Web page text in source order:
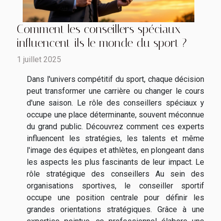
Comment les conseillers spéciaux
influencent-ils le monde du sport ?
1 juillet 2025
Dans l'univers compétitif du sport, chaque décision
peut transformer une carrière ou changer le cours
d'une saison. Le rôle des conseillers spéciaux y
occupe une place déterminante, souvent méconnue
du grand public. Découvrez comment ces experts
influencent les stratégies, les talents et même
l'image des équipes et athlètes, en plongeant dans
les aspects les plus fascinants de leur impact. Le
rôle stratégique des conseillers Au sein des
organisations sportives, le conseiller sportif
occupe une position centrale pour définir les
grandes orientations stratégiques. Grâce à une